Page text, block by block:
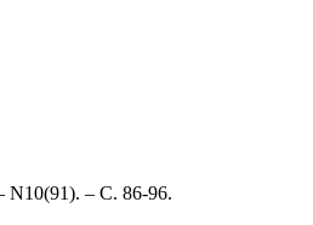
N10(91). – С. 86-96.